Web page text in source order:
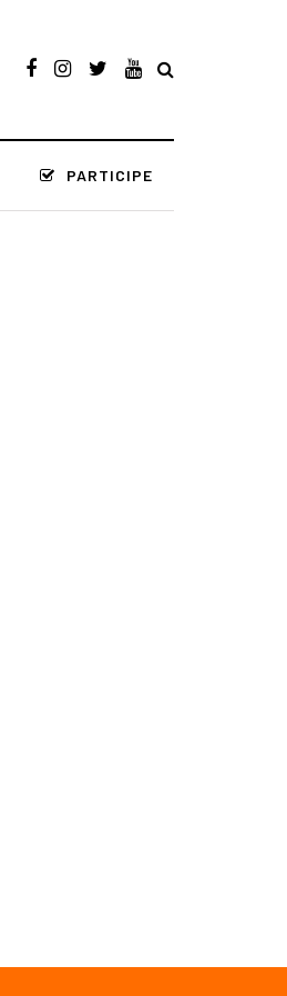
PARTICIPE